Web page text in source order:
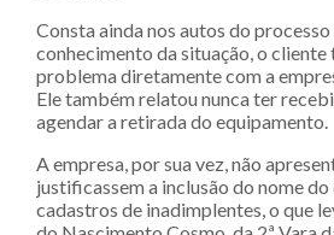
Consta ainda nos autos do
conhecimento da situação, o
problema diretamente com a
Ele também relatou nunca ter
agendar a retirada do equipamento.
A empresa, por sua vez, não
justificassem a inclusão do nome
cadastros de inadimplentes, o que